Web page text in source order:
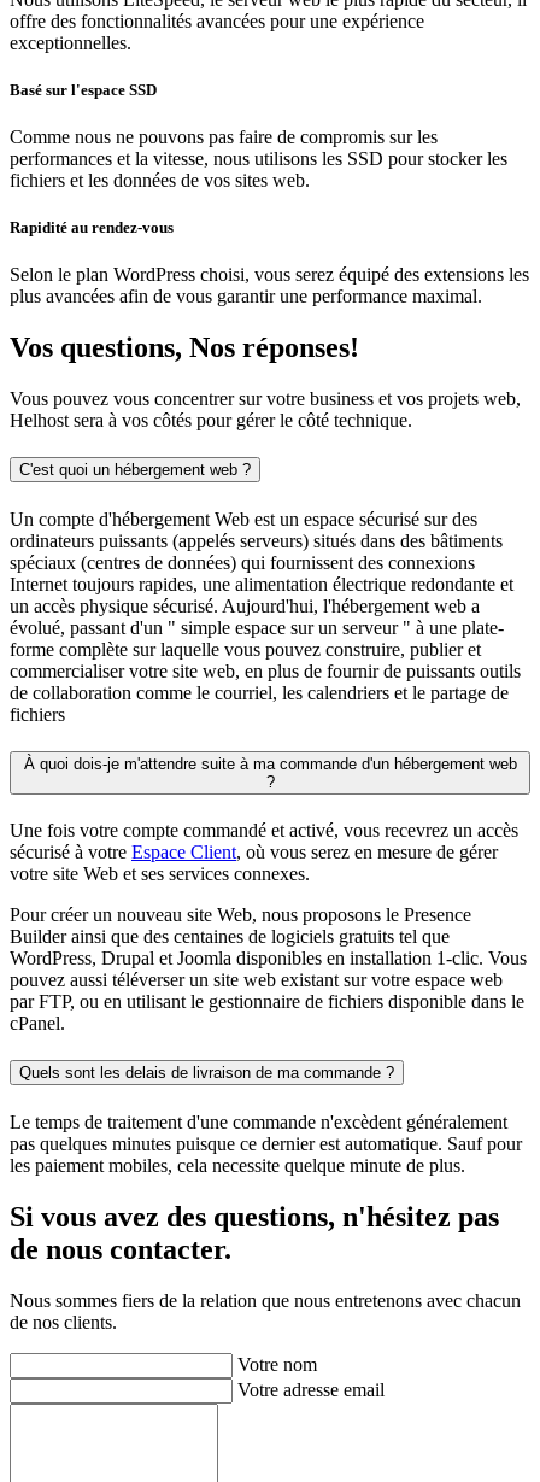
offre des fonctionnalités avancées pour une expérience
exceptionnelles.
Basé sur l'espace SSD
Comme nous ne pouvons pas faire de compromis sur les
performances et la vitesse, nous utilisons les SSD pour stocker les
fichiers et les données de vos sites web.
Rapidité au rendez-vous
Selon le plan WordPress choisi, vous serez équipé des extensions les
plus avancées afin de vous garantir une performance maximal.
Vos questions, Nos réponses!
Vous pouvez vous concentrer sur votre business et vos projets web,
Helhost sera à vos côtés pour gérer le côté technique.
C'est quoi un hébergement web ?
Un compte d'hébergement Web est un espace sécurisé sur des
ordinateurs puissants (appelés serveurs) situés dans des bâtiments
spéciaux (centres de données) qui fournissent des connexions
Internet toujours rapides, une alimentation électrique redondante et
un accès physique sécurisé. Aujourd'hui, l'hébergement web a
évolué, passant d'un " simple espace sur un serveur " à une plate-
forme complète sur laquelle vous pouvez construire, publier et
commercialiser votre site web, en plus de fournir de puissants outils
de collaboration comme le courriel, les calendriers et le partage de
fichiers
À quoi dois-je m'attendre suite à ma commande d'un hébergement web
?
Une fois votre compte commandé et activé, vous recevrez un accès
sécurisé à votre Espace Client, où vous serez en mesure de gérer
votre site Web et ses services connexes.
Pour créer un nouveau site Web, nous proposons le Presence
Builder ainsi que des centaines de logiciels gratuits tel que
WordPress, Drupal et Joomla disponibles en installation 1-clic. Vous
pouvez aussi téléverser un site web existant sur votre espace web
par FTP, ou en utilisant le gestionnaire de fichiers disponible dans le
cPanel.
Quels sont les delais de livraison de ma commande ?
Le temps de traitement d'une commande n'excèdent généralement
pas quelques minutes puisque ce dernier est automatique. Sauf pour
les paiement mobiles, cela necessite quelque minute de plus.
Si vous avez des questions, n'hésitez pas
de nous contacter.
Nous sommes fiers de la relation que nous entretenons avec chacun
de nos clients.
Votre nom
Votre adresse email